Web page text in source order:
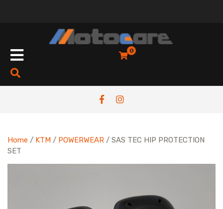
Open
0
Home / KTM / POWERWEAR / SAS TEC HIP PROTECTION
SET